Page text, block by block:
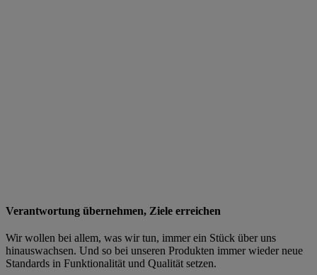
Verantwortung übernehmen, Ziele erreichen
Wir wollen bei allem, was wir tun, immer ein Stück über uns
hinauswachsen. Und so bei unseren Produkten immer wieder neue
Standards in Funktionalität und Qualität setzen.